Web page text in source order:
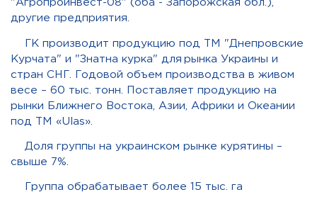
"Агропроинвест-08" (оба - Запорожская обл.),
другие предприятия.
ГК производит продукцию под ТМ "Днепровские
Курчата" и "Знатна курка" для рынка Украины и
стран СНГ. Годовой объем производства в живом
весе – 60 тыс. тонн. Поставляет продукцию на
рынки Ближнего Востока, Азии, Африки и Океании
под ТМ «Ulas».
Доля группы на украинском рынке курятины –
свыше 7%.
Группа обрабатывает более 15 тыс. га